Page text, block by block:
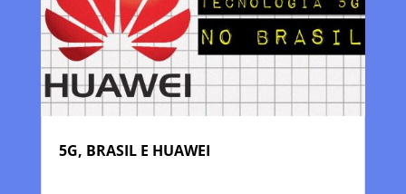
5G, BRASIL E HUAWEI